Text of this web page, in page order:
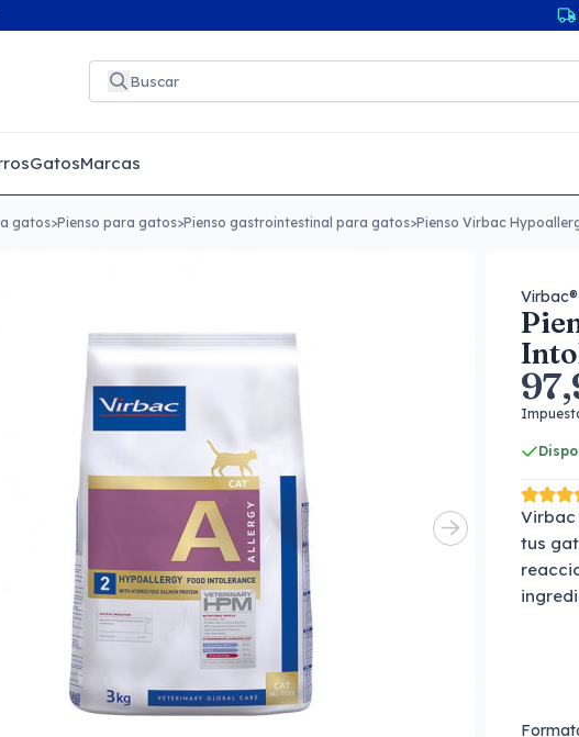
GatosMarcas
gatos>Pienso para gatos>Pienso gastrointestinal para gatos>Pienso Virbac
Virbac®
Virbac
tus